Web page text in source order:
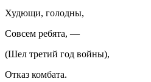
Худющи, голодны,
Совсем ребята, —
(Шел третий год войны),
Отказ комбата.